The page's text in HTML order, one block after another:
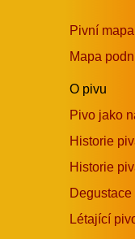
Pivní mapa
Mapa
O pivu
Pivo jako
Historie
Historie
Degustace
Létající